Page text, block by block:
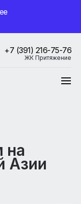
+7 (391) 216-75-76
ЖК Притяжение
на
Азии